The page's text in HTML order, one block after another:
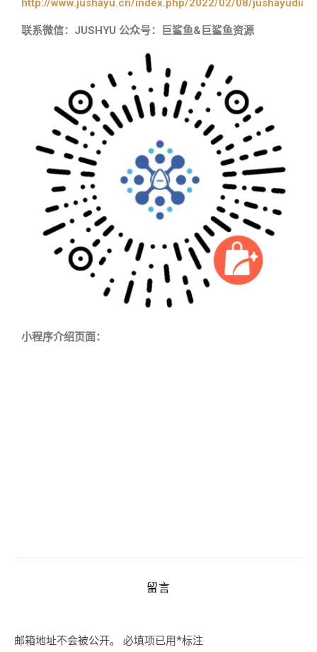
http://www.jushayu.cn/index.php/2022/02/08/
联系微信：JUSHYU 公众号：巨鲨鱼&巨鲨鱼资源
小程序介绍页面：
留言
邮箱地址不会被公开。 必填项已用*标注